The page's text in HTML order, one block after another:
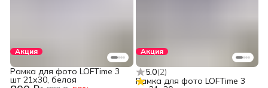
Акция
Рамка для фото LOFTime 3
шт 21х30, белая
Акция
5.0(2)
Рамка для фото LOFTime 3